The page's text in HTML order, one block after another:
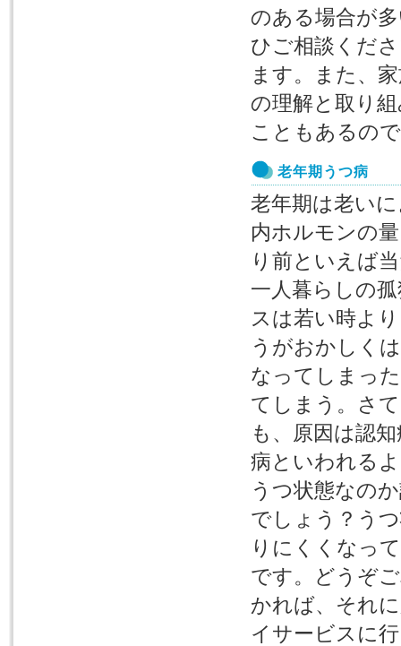
のある場合が
ひご相談くだ
ます。また、
の理解と取り
こともあるの
老年期うつ病
老年期は老い
内ホルモンの
り前といえば
一人暮らしの
スは若い時よ
うがおかしく
なってしまっ
てしまう。さ
も、原因は認
病といわれる
うつ状態なの
でしょう？う
りにくくなっ
です。どうぞ
かれば、それ
イサービスに